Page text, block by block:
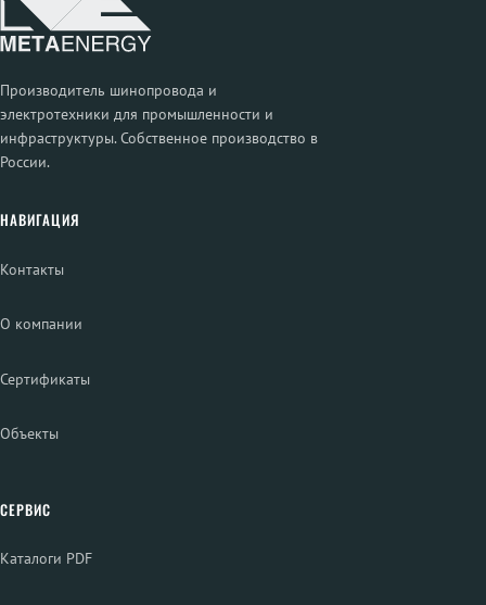
Производитель шинопровода и
электротехники для промышленности и
инфраструктуры. Собственное производство в
России.
НАВИГАЦИЯ
Контакты
О компании
Сертификаты
Объекты
СЕРВИС
Каталоги PDF